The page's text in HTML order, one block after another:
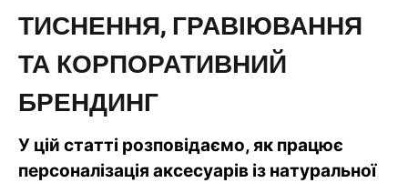
ТИСНЕННЯ, ГРАВІЮВАННЯ
ТА КОРПОРАТИВНИЙ
БРЕНДИНГ
У цій статті розповідаємо, як працює
персоналізація аксесуарів із натуральної